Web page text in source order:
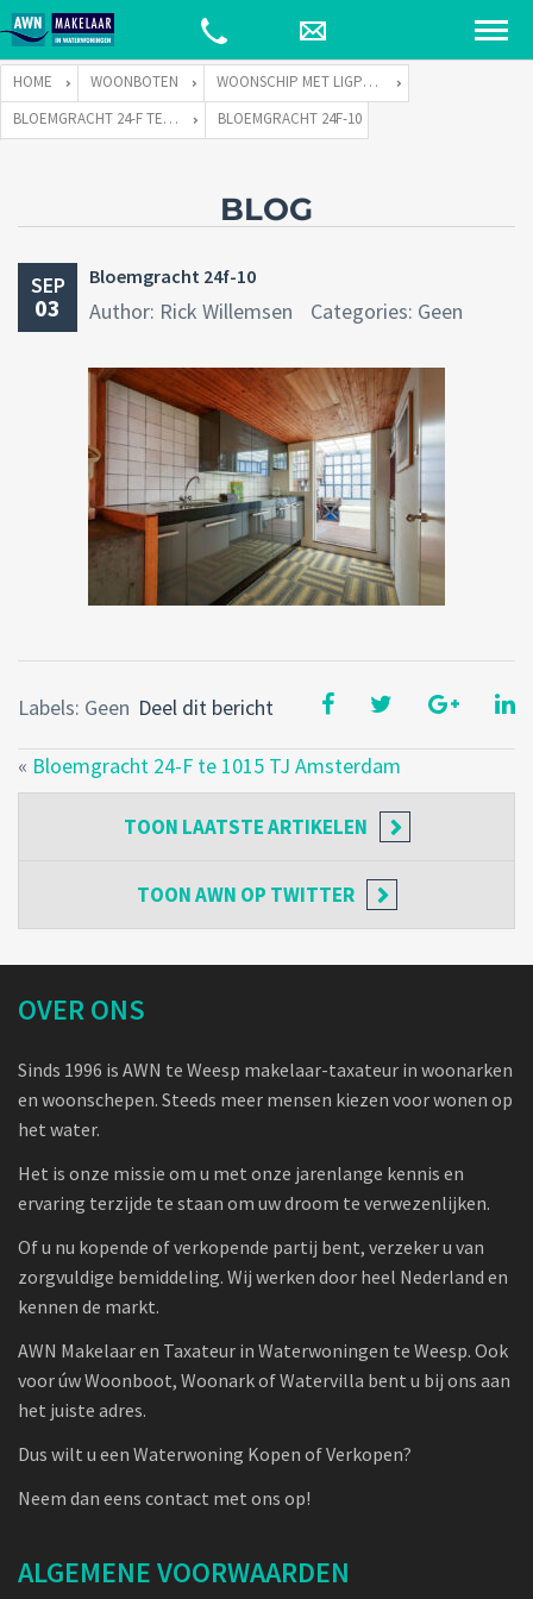
HOME WOONBOTEN
WOONSCHIP MET LIGPLAATS
BLOEMGRACHT 24-F TE 1015 TJ AMSTERDAM
BLOEMGRACHT 24F-10
BLOG
SEP
03
Bloemgracht 24f-10
Author: Rick Willemsen Categories: Geen
Deel dit bericht
Labels: Geen
« Bloemgracht 24-F te 1015 TJ Amsterdam
TOON LAATSTE ARTIKELEN
TOONAWN OP TWITTER
OVER ONS
Sinds 1996 is AWN te Weesp makelaar-taxateur in woonarken
en woonschepen. Steeds meer mensen kiezen voor wonen op
het water.
Het is onze missie om u met onze jarenlange kennis en
ervaring terzijde te staan om uw droom te verwezenlijken.
Of u nu kopende of verkopende partij bent, verzeker u van
zorgvuldige bemiddeling. Wij werken door heel Nederland en
kennen de markt.
AWN Makelaar en Taxateur in Waterwoningen te Weesp. Ook
voor úw Woonboot, Woonark of Watervilla bent u bij ons aan
het juiste adres.
Dus wilt u een Waterwoning Kopen of Verkopen?
Neem dan eens contact met ons op!
ALGEMENE VOORWAARDEN